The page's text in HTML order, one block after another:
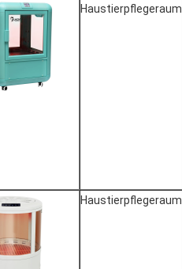
Haustierpflegeraum
Haustierpflegeraum